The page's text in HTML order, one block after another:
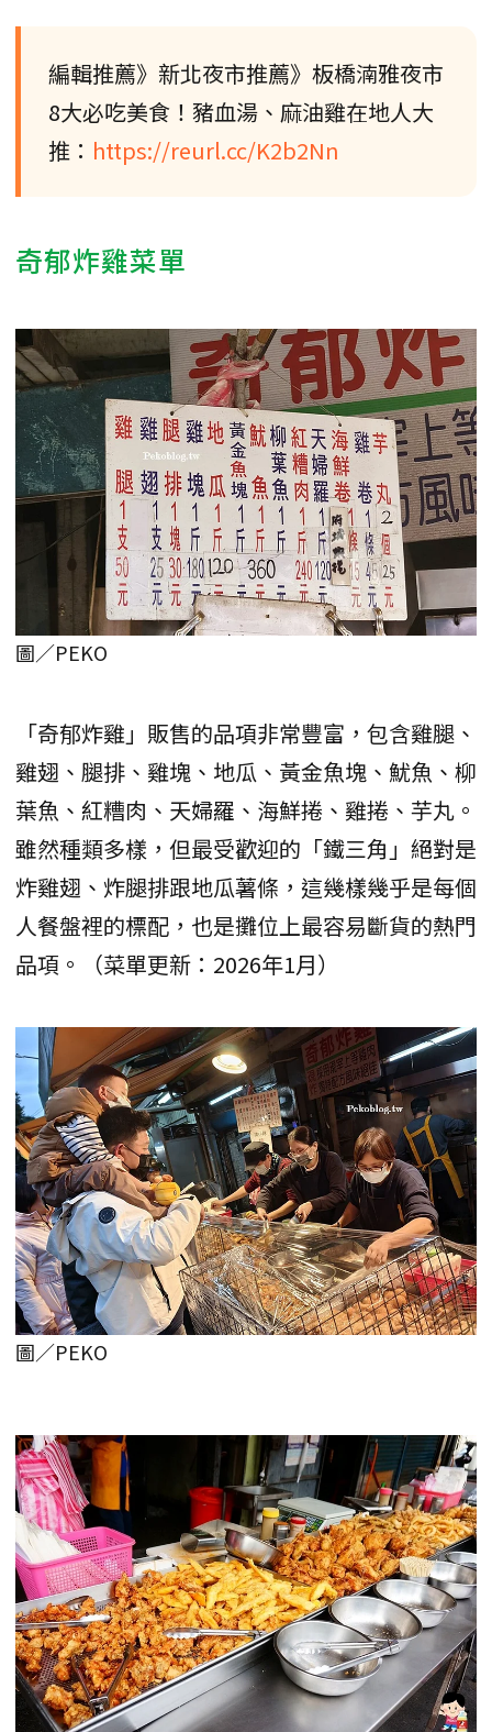
編輯推薦》新北夜市推薦》板橋湳雅夜市
8大必吃美食！豬血湯、麻油雞在地人大
推： https://reurl.cc/K2b2Nn
奇郁炸雞菜單
圖／PEKO
「奇郁炸雞」販售的品項非常豐富，包含雞腿、
雞翅、腿排、雞塊、地瓜、黃金魚塊、魷魚、柳
葉魚、紅糟肉、天婦羅、海鮮捲、雞捲、芋丸。
雖然種類多樣，但最受歡迎的「鐵三角」絕對是
炸雞翅、炸腿排跟地瓜薯條，這幾樣幾乎是每個
人餐盤裡的標配，也是攤位上最容易斷貨的熱門
品項。（菜單更新：2026年1月）
圖／PEKO